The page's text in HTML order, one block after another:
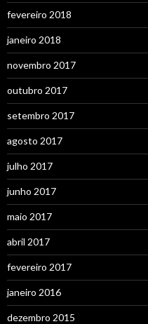
fevereiro 2018
janeiro 2018
novembro 2017
outubro 2017
setembro 2017
agosto 2017
julho 2017
junho 2017
maio 2017
abril 2017
fevereiro 2017
janeiro 2016
dezembro 2015